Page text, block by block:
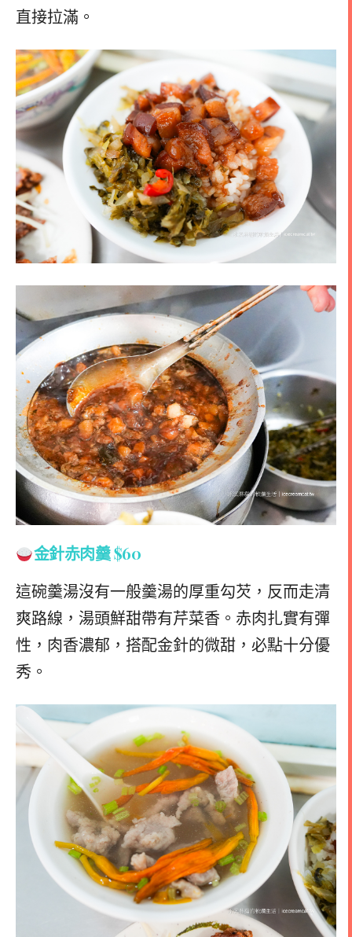
直接拉滿。
金針赤肉羹$60
這碗羹湯沒有一般羹湯的厚重勾芡，反而走清
爽路線，湯頭鮮甜帶有芹菜香。赤肉扎實有彈
性，肉香濃郁，搭配金針的微甜，必點十分優
秀。